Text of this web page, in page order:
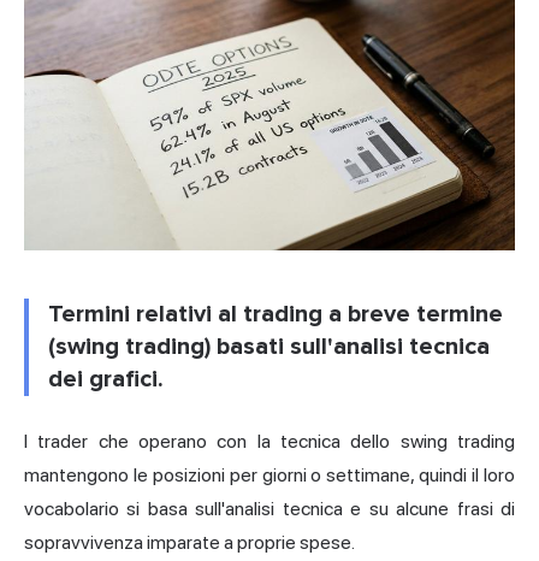
Termini relativi al trading a breve termine
(swing trading) basati sull'analisi tecnica
dei grafici.
I trader che operano con la tecnica dello swing trading
mantengono le posizioni per giorni o settimane, quindi il loro
vocabolario si basa sull'analisi tecnica e su alcune frasi di
sopravvivenza imparate a proprie spese.